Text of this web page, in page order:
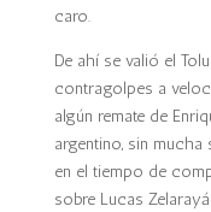
caro.
De ahí se valió el
contragolpes a
algún remate de
argentino, sin mucha
en el tiempo de
sobre Lucas